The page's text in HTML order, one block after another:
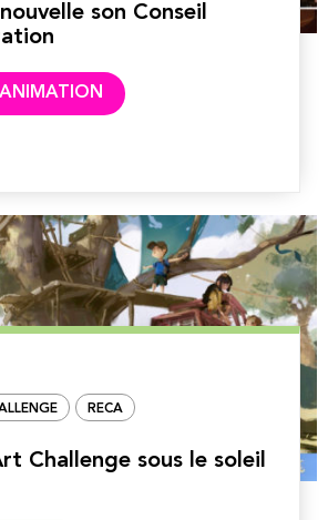
son Conseil
RECA
Challenge sous le soleil